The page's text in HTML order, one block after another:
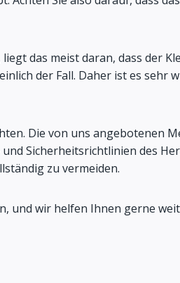
das meist daran, dass der
der Fall. Daher ist es sehr
Die von uns angebotenen
Sicherheitsrichtlinien des
zu vermeiden.
und wir helfen Ihnen gerne